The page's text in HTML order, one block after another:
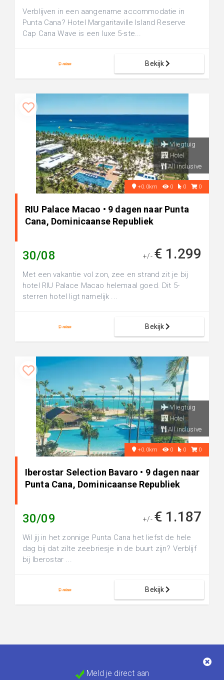
Verblijven in een aangename accommodatie in
Punta Cana? Hotel Margaritaville Island Reserve
Cap Cana Wave is een luxe 5-ste...
Bekijk
Vliegtuig
Hotel
All inclusive
+0.0km 0 0 0
RIU Palace Macao • 9 dagen naar Punta
Cana, Dominicaanse Republiek
30/08 +/- € 1.299
Met een vakantie vol zon, zee en strand zit je bij
hotel RIU Palace Macao helemaal goed. Dit 5-
sterren hotel ligt namelijk ...
Bekijk
Vliegtuig
Hotel
All inclusive
+0.0km 0 0 0
Iberostar Selection Bavaro • 9 dagen naar
Punta Cana, Dominicaanse Republiek
30/09 +/- € 1.187
Wil jij in het zonnige Punta Cana het liefst de hele
dag bij dat zilte zeebriesje in de buurt zijn? Verblijf
bij Iberostar ...
Bekijk
Meld je direct aan